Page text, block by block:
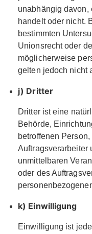
unabhängig davon,
handelt oder nicht.
bestimmten
Unionsrecht oder
möglicherweise
gelten jedoch nicht
j) Dritter
Dritter ist eine
Behörde,
betroffenen
Auftragsverarbeiter
unmittelbaren
oder des
k) Einwilligung
Einwilligung ist